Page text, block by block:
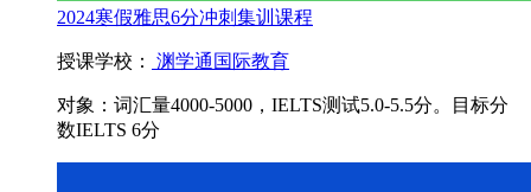
2024寒假雅思6分冲刺集训课程
授课学校： 渊学通国际教育
对象： 词汇量4000-5000，IELTS测试5.0-5.5分。目标分
数IELTS 6分